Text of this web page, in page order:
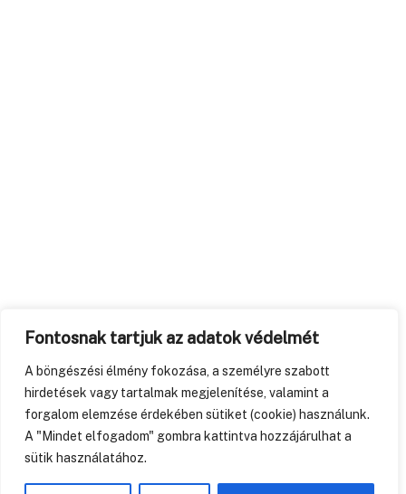
Fontosnak tartjuk az adatok védelmét
A böngészési élmény fokozása, a személyre szabott
hirdetések vagy tartalmak megjelenítése, valamint a
forgalom elemzése érdekében sütiket (cookie) használunk.
A "Mindet elfogadom" gombra kattintva hozzájárulhat a
sütik használatához.